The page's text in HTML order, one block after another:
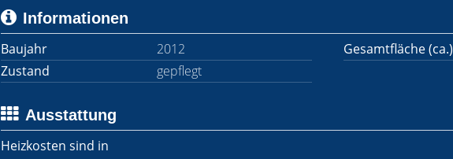
Informationen
Baujahr
2012 Gesamtfläche (ca.)
Zustand
gepflegt
Ausstattung
Heizkosten sind in